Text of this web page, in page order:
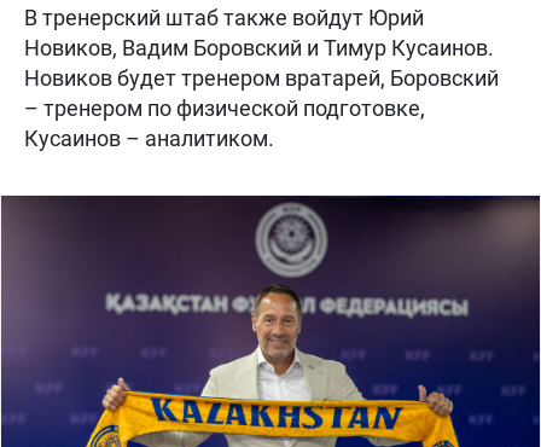
В тренерский штаб также войдут Юрий
Новиков, Вадим Боровский и Тимур Кусаинов.
Новиков будет тренером вратарей, Боровский
– тренером по физической подготовке,
Кусаинов – аналитиком.